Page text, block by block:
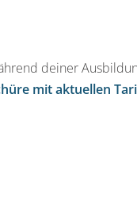
deiner
mit aktuellen